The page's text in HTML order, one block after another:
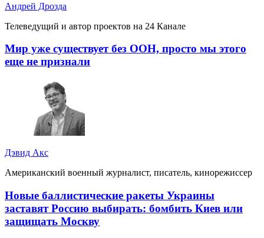
Андрей Дрозда
Телеведущий и автор проектов на 24 Канале
Мир уже существует без ООН, просто мы этого
еще не признали
Дэвид Акс
Американский военный журналист, писатель, кинорежиссер
Новые баллистические ракеты Украины
заставят Россию выбирать: бомбить Киев или
защищать Москву